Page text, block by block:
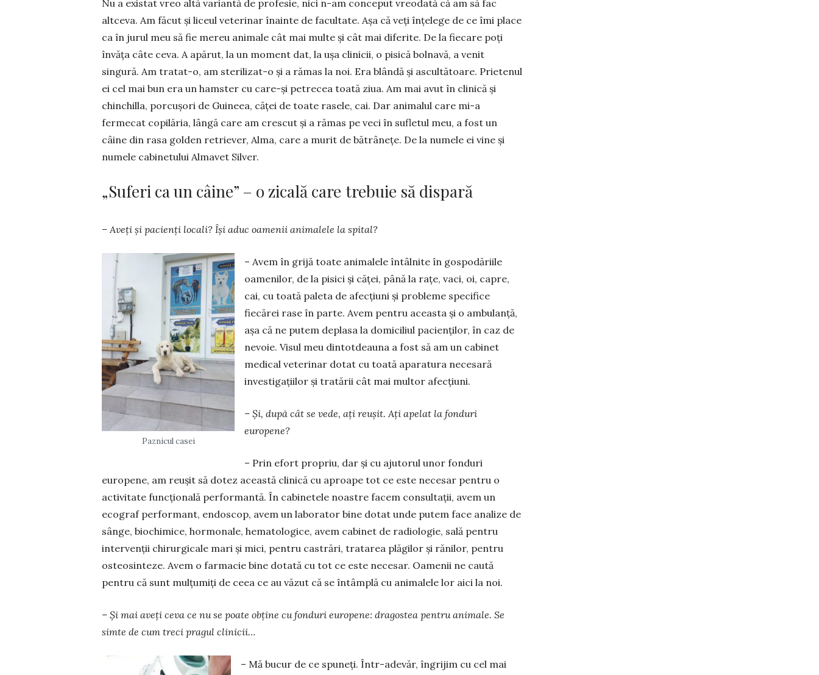
Nu a existat vreo altă variantă de profesie, nici n-am conceput vreodată că am să fac
altceva. Am făcut și liceul veterinar înainte de facultate. Așa că veți înțelege de ce îmi place
ca în jurul meu să fie mereu animale cât mai multe și cât mai di­ferite. De la fiecare poți
învăța câte ceva. A apărut, la un moment dat, la ușa clinicii, o pisică bolnavă, a venit
singură. Am tratat-o, am sterilizat-o și a rămas la noi. Era blândă și ascultătoare. Prietenul
ei cel mai bun era un hamster cu care-și petrecea toată ziua. Am mai avut în clinică și
chinchilla, porcușori de Guineea, căței de toate rasele, cai. Dar animalul care mi-a
fermecat copilăria, lângă care am crescut și a rămas pe veci în sufletul meu, a fost un
câine din rasa golden retriever, Alma, care a mu­rit de bătrânețe. De la numele ei vine și
numele ca­binetului Almavet Silver.
„Suferi ca un câine” – o zicală care trebuie să dispară
– Aveți și pacienți locali? Își aduc oamenii ani­malele la spital?
Paznicul casei
– Avem în grijă toate animalele întâlnite în gos­podăriile
oamenilor, de la pisici și căței, până la rațe, vaci, oi, capre,
cai, cu toată paleta de afecțiuni și probleme specifice
fiecărei rase în parte. Avem pentru aceasta și o ambulanță,
așa că ne putem deplasa la domiciliul pacienților, în caz de
nevoie. Visul meu dintotdeauna a fost să am un cabinet
medical veterinar dotat cu toată aparatura necesară
investigațiilor și tratării cât mai multor afecțiuni.
– Și, după cât se vede, ați reușit. Ați apelat la fonduri
europene?
– Prin efort propriu, dar și cu ajutorul unor fon­duri
europene, am re­ușit să dotez această cli­nică cu aproape tot ce este ne­cesar pentru o
activi­tate funcțională performantă. În cabinetele noastre fa­cem consultații, avem un
ecograf performant, en­doscop, avem un laborator bine dotat unde pu­tem face analize de
sânge, biochimice, hormonale, he­ma­tologice, avem cabinet de radiologie, sală pentru
intervenții chirurgicale mari și mici, pentru castrări, tratarea plăgilor și rănilor, pentru
osteo­sin­teze. Avem o farmacie bine dotată cu tot ce este necesar. Oa­menii ne caută
pentru că sunt mul­țumiți de ceea ce au văzut că se întâmplă cu ani­malele lor aici la noi.
– Și mai aveți ceva ce nu se poate obține cu fonduri europene: dragostea pentru animale. Se
simte de cum treci pragul clinicii…
– Mă bucur de ce spuneți. Într-adevăr, îngrijim cu cel mai